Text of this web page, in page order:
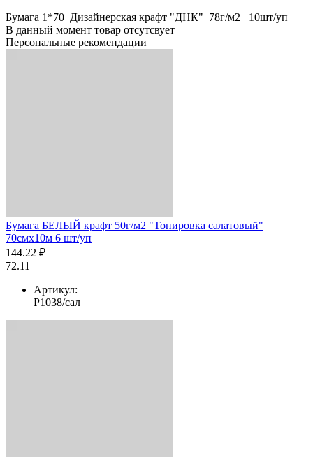
Бумага 1*70 Дизайнерская крафт "ДНК" 78г/м2 10шт/уп
В данный момент товар отсутсвует
Персональные рекомендации
Бумага БЕЛЫЙ крафт 50г/м2 "Тонировка салатовый"
70смх10м 6 шт/уп
144.22 ₽
72.11
Артикул:
Р1038/сал